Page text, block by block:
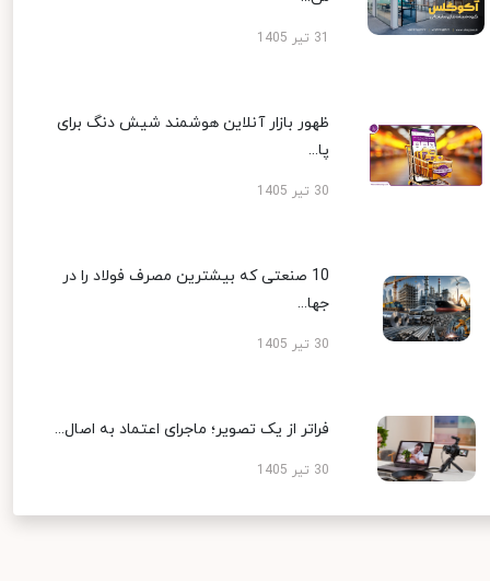
ظهور بازار آنلاین هوشمند شیش دنگ برای
پا...
30 تیر 1405
10 صنعتی که بیشترین مصرف فولاد را در
جها...
30 تیر 1405
فراتر از یک تصویر؛ ماجرای اعتماد به اصال...
30 تیر 1405